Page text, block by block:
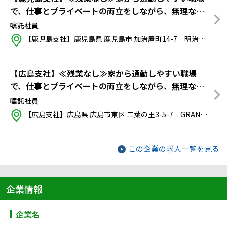
で、仕事とプライベートの両立をしながら、無理なく
働き続けたい方
嘱託社員
【鹿児島支社】鹿児島県 鹿児島市 加治屋町14-7 明治安田生命鹿児島加治屋町ビル
【広島支社】≪残業なし≫家から通勤しやすい職場
で、仕事とプライベートの両立をしながら、無理なく
働き続けたい方
嘱託社員
【広島支社】広島県 広島市東区 二葉の里3-5-7 GRANODE広島
この企業の求人一覧を見る
企業情報
企業名